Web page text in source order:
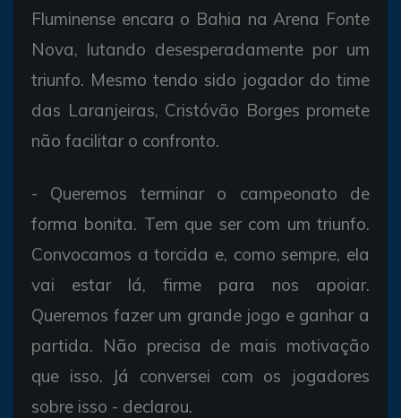
Fluminense encara o Bahia na Arena Fonte
Nova, lutando desesperadamente por um
triunfo. Mesmo tendo sido jogador do time
das Laranjeiras, Cristóvão Borges promete
não facilitar o confronto.
- Queremos terminar o campeonato de
forma bonita. Tem que ser com um triunfo.
Convocamos a torcida e, como sempre, ela
vai estar lá, firme para nos apoiar.
Queremos fazer um grande jogo e ganhar a
partida. Não precisa de mais motivação
que isso. Já conversei com os jogadores
sobre isso - declarou.